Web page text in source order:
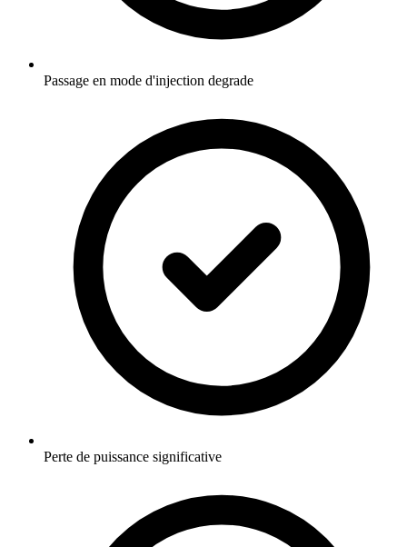
Passage en mode d'injection degrade
Perte de puissance significative